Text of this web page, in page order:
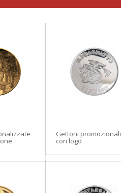
Gettoni promozionali
con logo